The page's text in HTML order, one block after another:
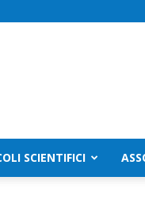
SCIENTIFICI